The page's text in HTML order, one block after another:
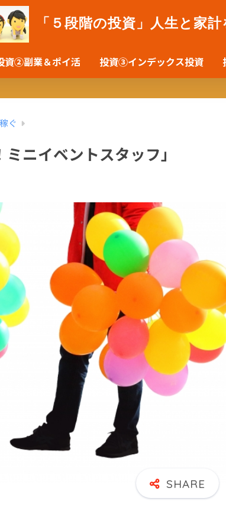
「５段階の投資」人生と家
資②副業＆ポイ活 投資③インデックス投資
ぐ
ニイベントスタッフ」